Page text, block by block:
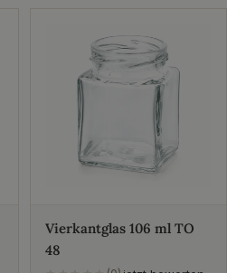
Vierkantglas 106 ml TO
48